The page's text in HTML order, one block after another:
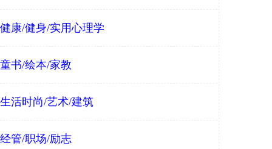
健康/健身/实用心理学
童书/绘本/家教
生活时尚/艺术/建筑
经管/职场/励志